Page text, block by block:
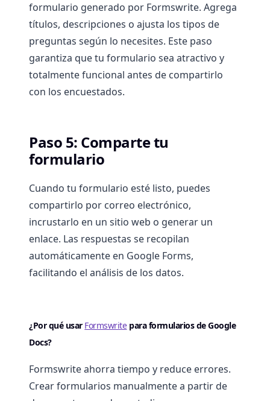
formulario generado por Formswrite. Agrega
títulos, descripciones o ajusta los tipos de
preguntas según lo necesites. Este paso
garantiza que tu formulario sea atractivo y
totalmente funcional antes de compartirlo
con los encuestados.
Paso 5: Comparte tu
formulario
Cuando tu formulario esté listo, puedes
compartirlo por correo electrónico,
incrustarlo en un sitio web o generar un
enlace. Las respuestas se recopilan
automáticamente en Google Forms,
facilitando el análisis de los datos.
¿Por qué usar Formswritepara formularios de Google
Docs?
Formswrite ahorra tiempo y reduce errores.
Crear formularios manualmente a partir de